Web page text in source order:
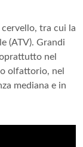
cervello, tra cui la
(ATV). Grandi
nel
olfattorio, nel
mediana e in